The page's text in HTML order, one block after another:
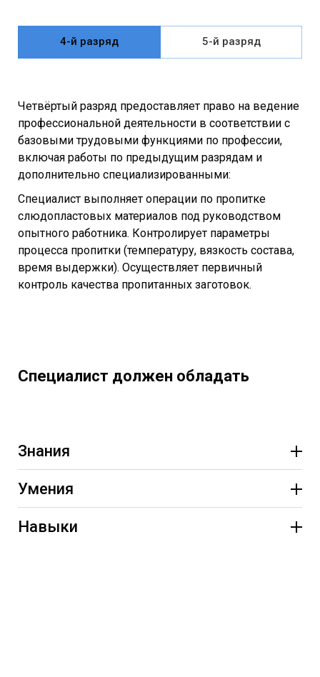
4-й разряд 5-й разряд
Четвёртый разряд предоставляет право на ведение
профессиональной деятельности в соответствии с
базовыми трудовыми функциями по профессии,
включая работы по предыдущим разрядам и
дополнительно специализированными:
Специалист выполняет операции по пропитке
слюдопластовых материалов под руководством
опытного работника. Контролирует параметры
процесса пропитки (температуру, вязкость состава,
время выдержки). Осуществляет первичный
контроль качества пропитанных заготовок.
Специалист должен обладать
Знания
Умения
Навыки